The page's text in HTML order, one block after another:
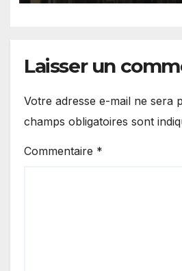
Laisser un
Votre adresse e-mail ne sera
champs obligatoires sont
Commentaire *